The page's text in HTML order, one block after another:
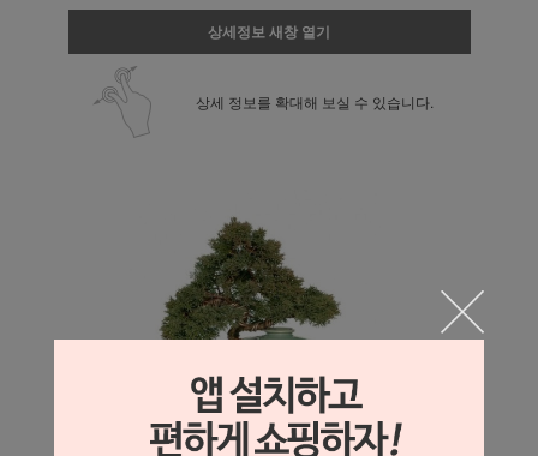
상세정보 새창 열기
상세 정보를 확대해 보실 수 있습니다.